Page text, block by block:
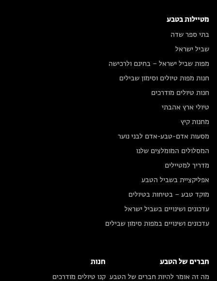
מטיילות בטבע
בתי ספר שדה
שביל ישראל
מפות שביל ישראל – בחינם ולרכישה
חנות מפות טיולים וסימון שבילים
חנות טיולים מודרכים
טיולי ארץ אהבתי
מחנות קיץ
מסעות אדם-טבע-אדם לבני נוער
המסלולים המומלצים שלנו
מדריך למטיילים
אפליקציית בשביל הטבע
מוקד טבע – בטיחות בטיולים
עדכונים ושינויים בשביל ישראל
עדכונים ושינויים במפות סימון שבילים
חברים של הטבע
מה זה אומר להיות חברים של הטבע
חנות
קנו טיולים מודרכים